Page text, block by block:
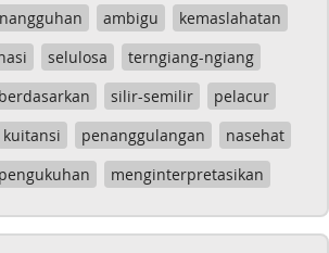
ambigu
kemaslahatan
selulosa
terngiang-ngiang
berdasarkan silir-semilir
pelacur
kuitansi penanggulangan
nasehat
pengukuhan menginterpretasikan